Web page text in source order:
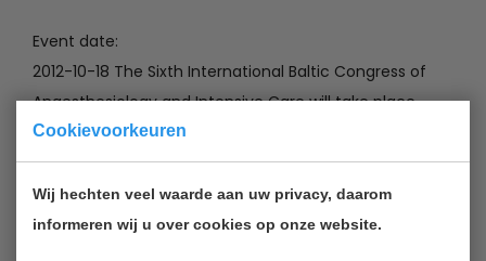
Cookievoorkeuren
Wij hechten veel waarde aan uw privacy, daarom
informeren wij u over cookies op onze website.
Event date:
2012-10-18 The Sixth International Baltic Congress of
Anaesthesiology and Intensive Care will take place
from 18 to 20 October 2012 in Vilnius, Lithuania.
Anaesthesiologists do not only minimize a patient's
pain before, during and after medical procedures, but